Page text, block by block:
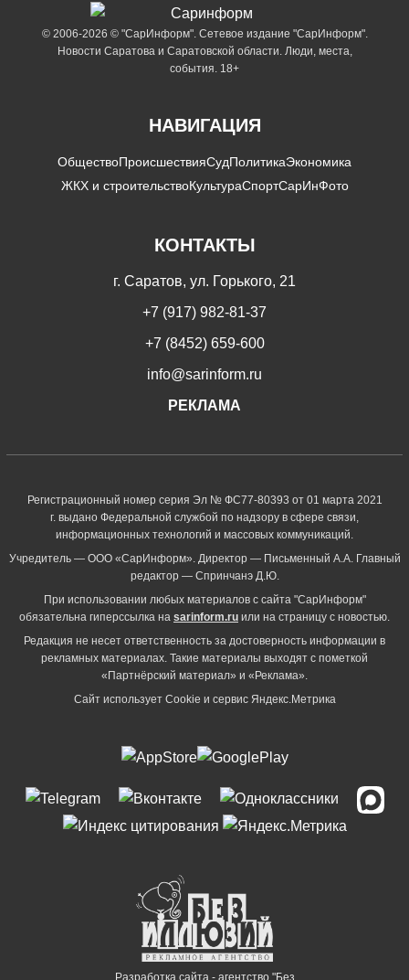
© 2006-2026 © "СарИнформ". Сетевое издание "СарИнформ".
Новости Саратова и Саратовской области. Люди, места,
события. 18+
НАВИГАЦИЯ
ОбществоПроисшествияСудПолитикаЭкономика
ЖКХ и строительствоКультураСпортСарИнФото
КОНТАКТЫ
г. Саратов, ул. Горького, 21
+7 (917) 982-81-37
+7 (8452) 659-600
info@sarinform.ru
РЕКЛАМА
Регистрационный номер серия Эл № ФС77-80393 от 01 марта 2021
г. выдано Федеральной службой по надзору в сфере связи,
информационных технологий и массовых коммуникаций.
Учредитель — ООО «СарИнформ». Директор — Письменный А.А. Главный
редактор — Спринчанэ Д.Ю.
При использовании любых материалов с сайта "СарИнформ"
обязательна гиперссылка на sarinform.ru или на страницу с новостью.
Редакция не несет ответственность за достоверность информации в
рекламных материалах. Такие материалы выходят с пометкой
«Партнёрский материал» и «Реклама».
Сайт использует Cookie и сервиc Яндекс.Метрика
Разработка сайта - агентство "Без